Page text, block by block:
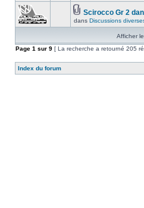
Scirocco Gr 2
dans Discussions
Afficher
Page 1 sur 9 [ La recherche a retourné 205
Index du forum